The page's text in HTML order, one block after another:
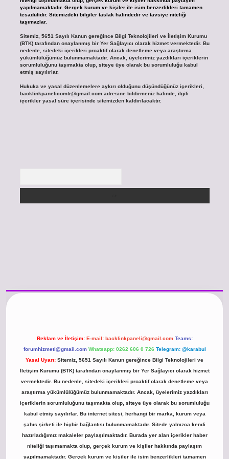
yapılmamaktadır. Gerçek kurum ve kişiler ile isim benzerlikleri tamamen
tesadüfidir. Sitemizdeki bilgiler taslak halindedir ve tavsiye niteliği
taşımazlar.
Sitemiz, 5651 Sayılı Kanun gereğince Bilgi Teknolojileri ve İletişim Kurumu
(BTK) tarafından onaylanmış bir Yer Sağlayıcı olarak hizmet vermektedir. Bu
nedenle, sitedeki içerikleri proaktif olarak denetleme veya araştırma
yükümlülüğümüz bulunmamaktadır. Ancak, üyelerimiz yazdıkları içeriklerin
sorumluluğunu taşımakta olup, siteye üye olarak bu sorumluluğu kabul
etmiş sayılırlar.
Hukuka ve yasal düzenlemelere aykırı olduğunu düşündüğünüz içerikleri,
backlinkpanelicomtr@gmail.comadresine bildirmeniz halinde, ilgili
içerikler yasal süre içerisinde sitemizden kaldırılacaktır.
Reklam ve İletişim: E-mail: backlinkpaneli@gmail.com Teams:
forumhizmeti@gmail.com Whatsapp: 0262 606 0 726 Telegram: @karabul
Yasal Uyarı: Sitemiz, 5651 Sayılı Kanun gereğince Bilgi Teknolojileri ve
İletişim Kurumu (BTK) tarafından onaylanmış bir Yer Sağlayıcı olarak hizmet
vermektedir. Bu nedenle, sitedeki içerikleri proaktif olarak denetleme veya
araştırma yükümlülüğümüz bulunmamaktadır. Ancak, üyelerimiz yazdıkları
içeriklerin sorumluluğunu taşımakta olup, siteye üye olarak bu sorumluluğu
kabul etmiş sayılırlar. Bu internet sitesi, herhangi bir marka, kurum veya
şahıs şirketi ile hiçbir bağlantısı bulunmamaktadır. Sitede yalnızca kendi
hazırladığımız makaleler paylaşılmaktadır. Burada yer alan içerikler haber
niteliği taşımamakta olup, gerçek kurum ve kişiler hakkında paylaşım
yapılmamaktadır. Gerçek kurum ve kişiler ile isim benzerlikleri tamamen